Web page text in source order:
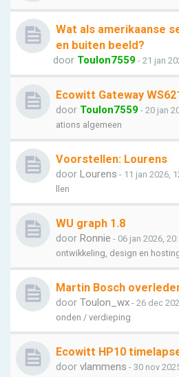
Wat als amerikaanse
en buiten beeld?
door Toulon7559 - 21 jan
Ecowitt Gateway
door Toulon7559 - 20 jan
ations algemeen
Voorstellen: Lourens
door Lourens - 11 jan 2026,
llen
WU graph 1.8
door Ronnie - 06 jan 2026,
ontwikkeling, design en
Martin Bosch
door Toulon_wx - 26 dec
onden / verdieping
Ecowitt HP10
door vlammens - 30 nov